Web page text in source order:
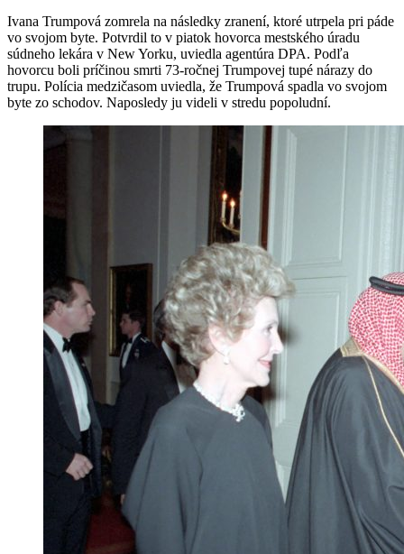
Ivana Trumpová zomrela na následky zranení, ktoré utrpela pri páde
vo svojom byte. Potvrdil to v piatok hovorca mestského úradu
súdneho lekára v New Yorku, uviedla agentúra DPA. Podľa
hovorcu boli príčinou smrti 73-ročnej Trumpovej tupé nárazy do
trupu. Polícia medzičasom uviedla, že Trumpová spadla vo svojom
byte zo schodov. Naposledy ju videli v stredu popoludní.